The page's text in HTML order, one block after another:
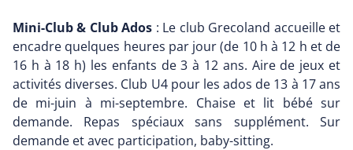
Mini-Club & Club Ados : Le club Grecoland accueille et
encadre quelques heures par jour (de 10 h à 12 h et de
16 h à 18 h) les enfants de 3 à 12 ans. Aire de jeux et
activités diverses. Club U4 pour les ados de 13 à 17 ans
de mi-juin à mi-septembre. Chaise et lit bébé sur
demande. Repas spéciaux sans supplément. Sur
demande et avec participation, baby-sitting.